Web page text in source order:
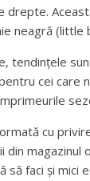
drepte.
neagră (little
tendințele
cei care
cu
din
să faci și mici